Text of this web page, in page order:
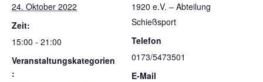
24. Oktober 2022
Zeit:
15:00 - 21:00
Veranstaltungskategorien
:
1920 e.V. – Abtei­lung
Schießsport
Telefon
0173/5473501
E-Mail